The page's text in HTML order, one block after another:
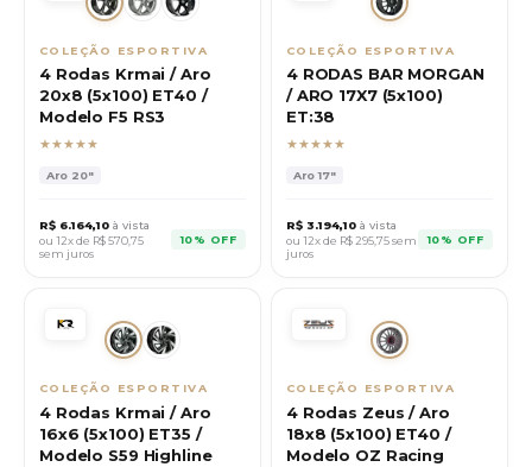
COLEÇÃO ESPORTIVA
4 Rodas Krmai / Aro
20x8 (5x100) ET40 /
Modelo F5 RS3
★★★★★
Aro 20"
R$ 6.164,10 à vista
ou 12x de R$570,75
sem juros
10% OFF
COLEÇÃO ESPORTIVA
4 RODAS BAR MORGAN
/ ARO 17X7 (5x100)
ET:38
★★★★★
Aro17"
R$ 3.194,10 à vista
ou 12x de R$ 295,75sem
juros
10% OFF
COLEÇÃO ESPORTIVA
4 Rodas Krmai / Aro
16x6 (5x100) ET35 /
Modelo S59 Highline
COLEÇÃO ESPORTIVA
4 Rodas Zeus / Aro
18x8 (5x100) ET40 /
Modelo OZ Racing